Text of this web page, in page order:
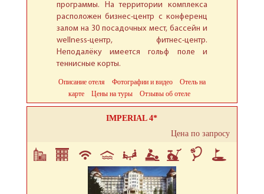
программы. На территории комплекса
расположен бизнес-центр с конференц
залом на 30 посадочных мест, бассейн и
wellness-центр, фитнес-центр.
Неподалёку имеется гольф поле и
теннисные корты.
Описание отеля Фотографии и видео
Отель на
карте
Цены на туры Отзывы об отеле
IMPERIAL 4*
Цена по запросу